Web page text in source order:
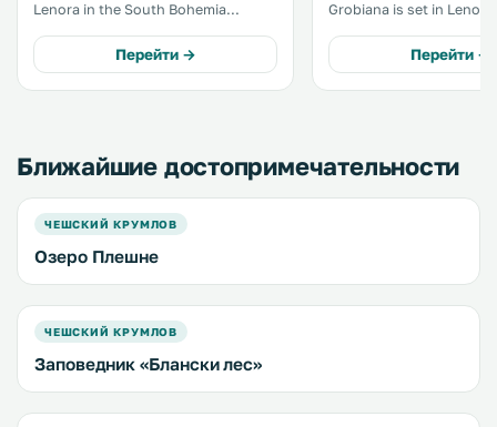
Lenora in the South Bohemia
can enjoy the on-site bar. Free
private parking is available on site.
Every room includes a flat-screen
Перейти →
Grobiana is set in
site bar. Each room is fitted with a
TV. You will find a kettle in the room.
Перейти →
Ближайшие достопримечательности
ЧЕШСКИЙ КРУМЛОВ
Озеро Плешне
ЧЕШСКИЙ КРУМЛОВ
Заповедник «Блански лес»